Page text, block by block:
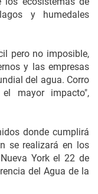
y humedales
pero no imposible,
y las empresas
del agua. Corro
mayor impacto",
donde cumplirá
se realizará en los
York el 22 de
del Agua de la